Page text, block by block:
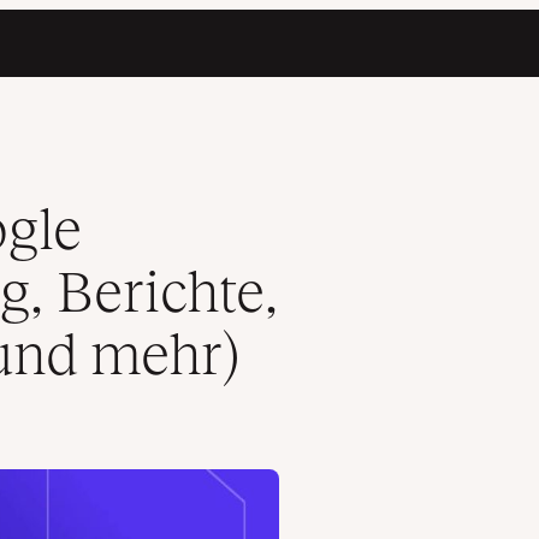
und mehr)
Berichte,
mehr)